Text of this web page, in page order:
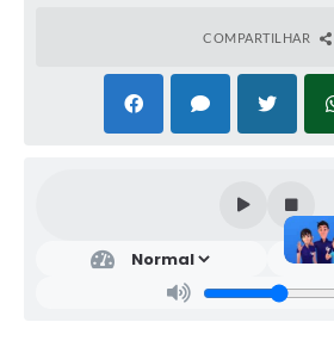
COMPARTILHAR